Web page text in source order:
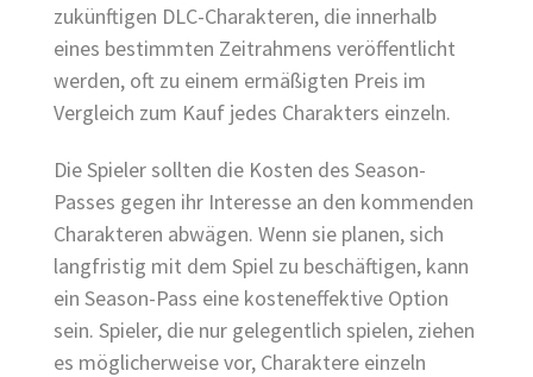
zukünftigen DLC-Charakteren, die innerhalb
eines bestimmten Zeitrahmens veröffentlicht
werden, oft zu einem ermäßigten Preis im
Vergleich zum Kauf jedes Charakters einzeln.
Die Spieler sollten die Kosten des Season-
Passes gegen ihr Interesse an den kommenden
Charakteren abwägen. Wenn sie planen, sich
langfristig mit dem Spiel zu beschäftigen, kann
ein Season-Pass eine kosteneffektive Option
sein. Spieler, die nur gelegentlich spielen, ziehen
es möglicherweise vor, Charaktere einzeln